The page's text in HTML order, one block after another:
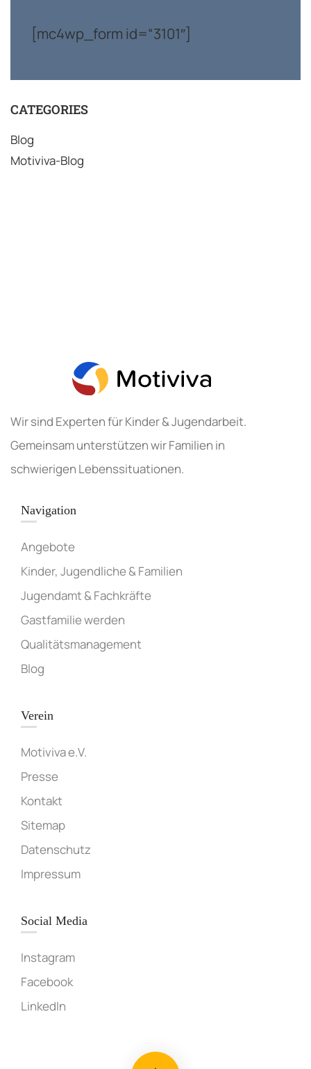
[mc4wp_form id=“3101″]
CATEGORIES
Blog
Motiviva-Blog
Wir sind Experten für Kinder & Jugendarbeit.
Gemeinsam unterstützen wir Familien in
schwierigen Lebenssituationen.
Navigation
Angebote
Kinder, Jugendliche & Familien
Jugendamt & Fachkräfte
Gastfamilie werden
Qualitätsmanagement
Blog
Verein
Motiviva e.V.
Presse
Kontakt
Sitemap
Datenschutz
Impressum
Social Media
Instagram
Facebook
LinkedIn